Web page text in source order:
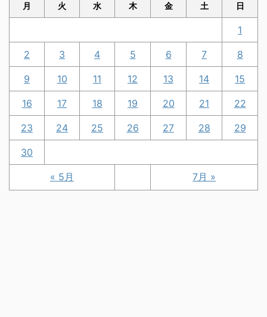
月 火 水 木 金 土 日
« 5月 7月 »
1
2 3 4 5 6 7 8
9 10 11 12 13 14 15
16 17 18 19 20 21 22
23 24 25 26 27 28 29
30